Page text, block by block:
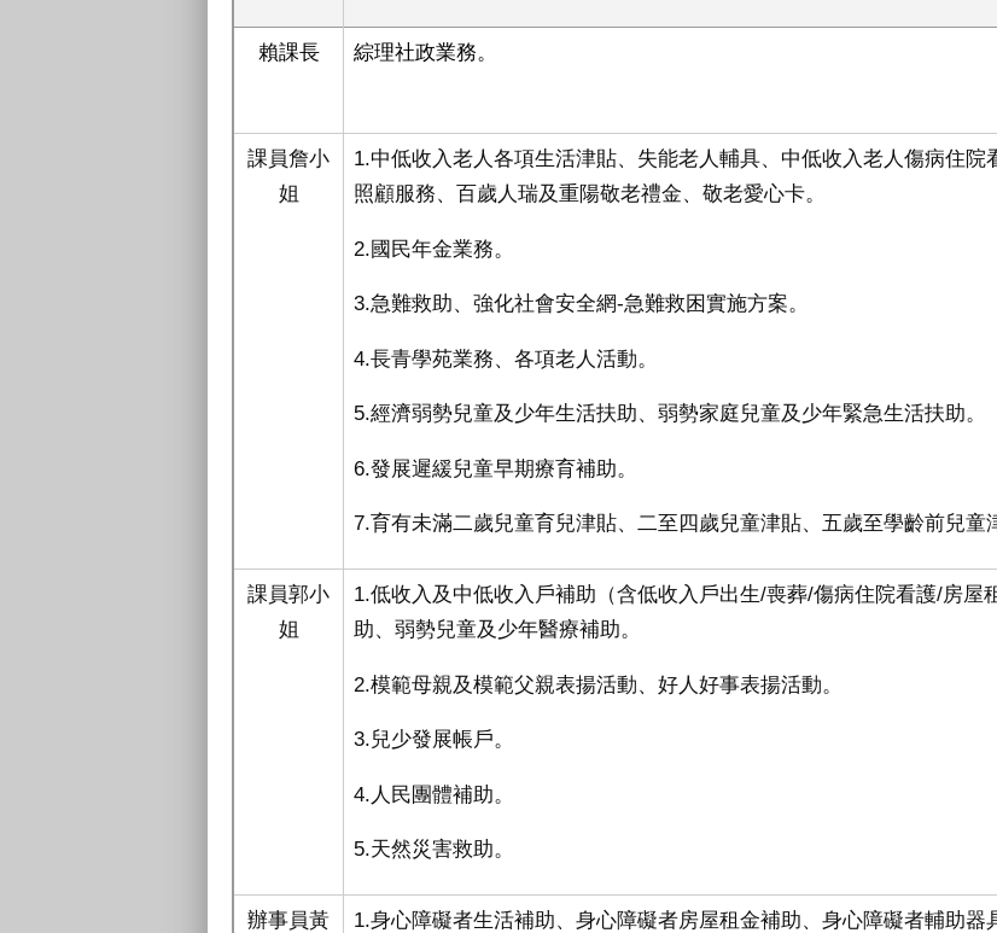
賴課長 綜理社政業務。
課員詹小
姐
1.中低收入老人各項生活津貼、失能老人輔具、中低收入老人傷病住院
照顧服務、百歲人瑞及重陽敬老禮金、敬老愛心卡。
2.國民年金業務。
3.急難救助、強化社會安全網-急難救困實施方案。
4.長青學苑業務、各項老人活動。
5.經濟弱勢兒童及少年生活扶助、弱勢家庭兒童及少年緊急生活扶助。
6.發展遲緩兒童早期療育補助。
7.育有未滿二歲兒童育兒津貼、二至四歲兒童津貼、五歲至學齡前兒童
課員郭小
姐
1.低收入及中低收入戶補助（含低收入戶出生/喪葬/傷病住院看護/房屋
助、弱勢兒童及少年醫療補助。
2.模範母親及模範父親表揚活動、好人好事表揚活動。
3.兒少發展帳戶。
4.人民團體補助。
5.天然災害救助。
辦事員黃
1.身心障礙者生活補助、身心障礙者房屋租金補助、身心障礙者輔助器